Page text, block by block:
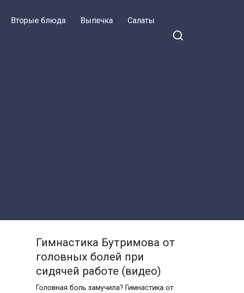
Вторые блюда Выпечка Салаты
Гимнастика Бутримова от
головных болей при
сидячей работе (видео)
Головная боль замучила? Гимнастика от